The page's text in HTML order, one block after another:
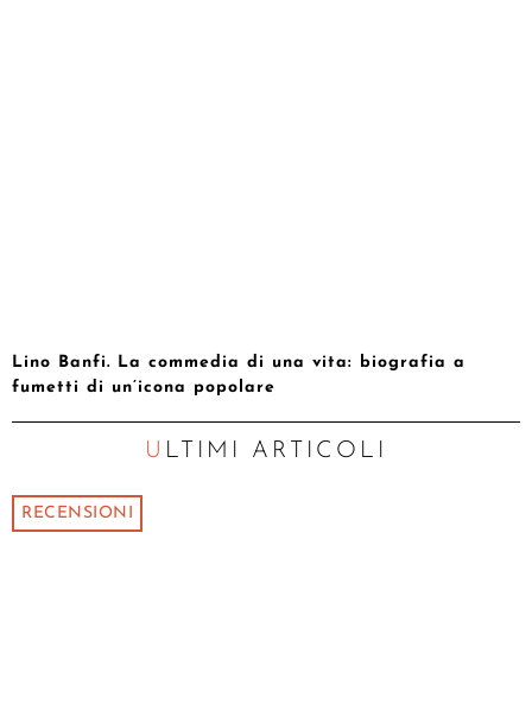
Lino Banfi. La commedia di una vita: biografia a
fumetti di un’icona popolare
ULTIMI ARTICOLI
RECENSIONI